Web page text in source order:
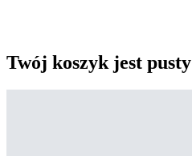
Twój koszyk jest pusty